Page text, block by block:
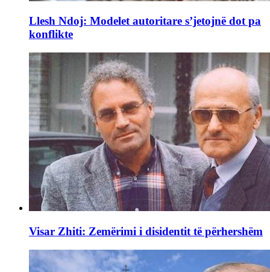
Llesh Ndoj: Modelet autoritare s’jetojnë dot pa
konflikte
Visar Zhiti: Zemërimi i disidentit të përhershëm